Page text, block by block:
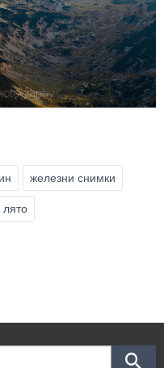
железни снимки
лято